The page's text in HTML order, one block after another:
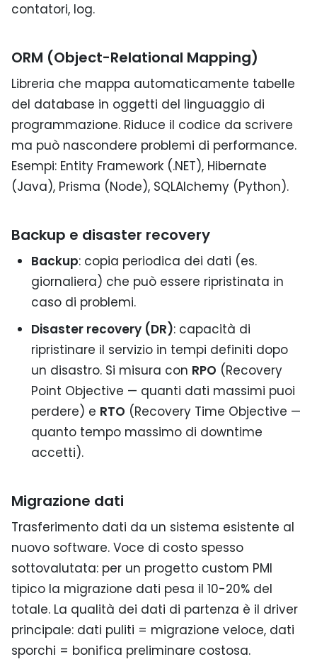
contatori, log.
ORM (Object-Relational Mapping)
Libreria che mappa automaticamente tabelle
del database in oggetti del linguaggio di
programmazione. Riduce il codice da scrivere
ma può nascondere problemi di performance.
Esempi: Entity Framework (.NET), Hibernate
(Java), Prisma (Node), SQLAlchemy (Python).
Backup e disaster recovery
Backup: copia periodica dei dati (es.
giornaliera) che può essere ripristinata in
caso di problemi.
Disaster recovery (DR): capacità di
ripristinare il servizio in tempi definiti dopo
un disastro. Si misura con RPO (Recovery
Point Objective — quanti dati massimi puoi
perdere) e RTO (Recovery Time Objective —
quanto tempo massimo di downtime
accetti).
Migrazione dati
Trasferimento dati da un sistema esistente al
nuovo software. Voce di costo spesso
sottovalutata: per un progetto custom PMI
tipico la migrazione dati pesa il 10-20% del
totale. La qualità dei dati di partenza è il driver
principale: dati puliti = migrazione veloce, dati
sporchi = bonifica preliminare costosa.